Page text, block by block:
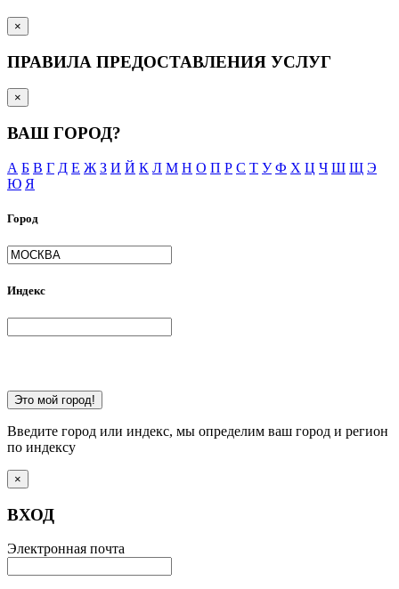
×
ПРАВИЛА ПРЕДОСТАВЛЕНИЯ УСЛУГ
×
ВАШ ГОРОД?
А Б В Г Д Е Ж З И Й К Л М Н О П Р С Т У Ф Х Ц Ч Ш Щ Э
Ю Я
Город
Индекс
Это мой город!
Введите город или индекс, мы определим ваш город и регион
по индексу
×
ВХОД
Электронная почта